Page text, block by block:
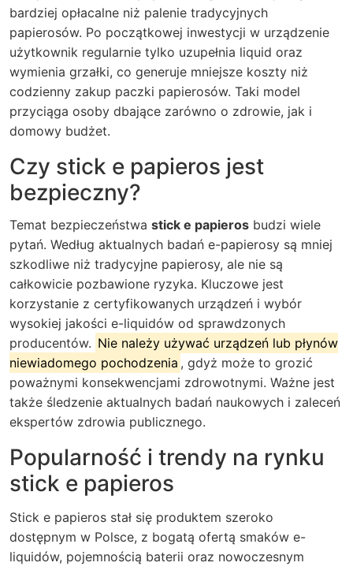
bardziej opłacalne niż palenie tradycyjnych
papierosów. Po początkowej inwestycji w urządzenie
użytkownik regularnie tylko uzupełnia liquid oraz
wymienia grzałki, co generuje mniejsze koszty niż
codzienny zakup paczki papierosów. Taki model
przyciąga osoby dbające zarówno o zdrowie, jak i
domowy budżet.
Czy stick e papieros jest
bezpieczny?
Temat bezpieczeństwa stick e papieros budzi wiele
pytań. Według aktualnych badań e-papierosy są mniej
szkodliwe niż tradycyjne papierosy, ale nie są
całkowicie pozbawione ryzyka. Kluczowe jest
korzystanie z certyfikowanych urządzeń i wybór
wysokiej jakości e-liquidów od sprawdzonych
producentów. Nie należy używać urządzeń lub płynów
niewiadomego pochodzenia , gdyż może to grozić
poważnymi konsekwencjami zdrowotnymi. Ważne jest
także śledzenie aktualnych badań naukowych i zaleceń
ekspertów zdrowia publicznego.
Popularność i trendy na rynku
stick e papieros
Stick e papieros stał się produktem szeroko
dostępnym w Polsce, z bogatą ofertą smaków e-
liquidów, pojemnością baterii oraz nowoczesnym